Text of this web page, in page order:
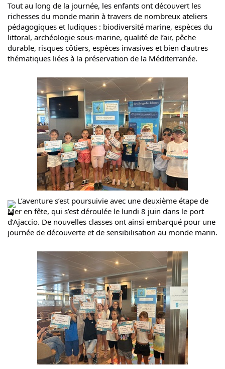
Tout au long de la journée, les enfants ont découvert les
richesses du monde marin à travers de nombreux ateliers
pédagogiques et ludiques : biodiversité marine, espèces du
littoral, archéologie sous-marine, qualité de l’air, pêche
durable, risques côtiers, espèces invasives et bien d’autres
thématiques liées à la préservation de la Méditerranée.
L’aventure s’est poursuivie avec une deuxième étape de
Mer en fête, qui s’est déroulée le lundi 8 juin dans le port
d’Ajaccio. De nouvelles classes ont ainsi embarqué pour une
journée de découverte et de sensibilisation au monde marin.